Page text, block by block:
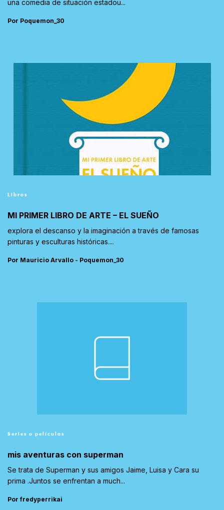
una comedia de situación estadou...
Por Poquemon_30
Libros
MI PRIMER LIBRO DE ARTE – EL SUEÑO
explora el descanso y la imaginación a través de famosas
pinturas y esculturas históricas....
Por Mauricio Arvallo - Poquemon_30
Series o películas
mis aventuras con superman
Se trata de Superman y sus amigos Jaime, Luisa y Cara su
prima .Juntos se enfrentan a much...
Por fredyperrikai